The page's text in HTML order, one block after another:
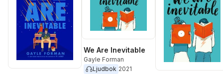
We Are Inevitable
Gayle Forman
Ljudbok 2021